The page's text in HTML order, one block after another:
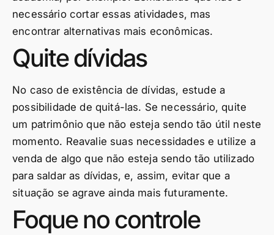
necessário cortar essas atividades, mas
encontrar alternativas mais econômicas.
Quite dívidas
No caso de existência de dívidas, estude a
possibilidade de quitá-las. Se necessário, quite
um patrimônio que não esteja sendo tão útil neste
momento. Reavalie suas necessidades e utilize a
venda de algo que não esteja sendo tão utilizado
para saldar as dívidas, e, assim, evitar que a
situação se agrave ainda mais futuramente.
Foque no controle